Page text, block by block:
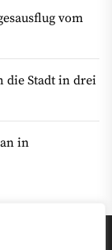
vom
die Stadt in drei
in